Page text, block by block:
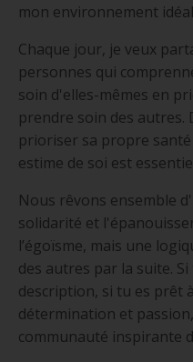
mon environnement
Chaque jour, je veux
personnes qui
soin d'elles-mêmes en
prendre soin des
prioriser sa propre
estime de soi est
Nous rêvons ensemble
solidarité et
l’égoïsme, mais une
des autres par la suite.
description, si tu es prêt
détermination et
communauté inspirante